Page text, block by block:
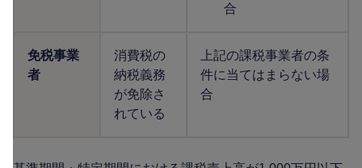
合
免税事業
者
消費税の
納税義務
が免除さ
れている
上記の課税事業者の条
件に当てはまらない場
合